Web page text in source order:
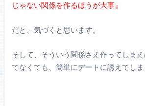
じゃない関係を作るほうが大事』
だと、気づくと思います。
そして、そういう関係さえ作ってしま
てなくても、簡単にデートに誘えてしま